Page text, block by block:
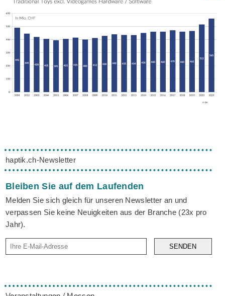
haptik.ch-Newsletter
Bleiben Sie auf dem Laufenden
Melden Sie sich gleich für unseren Newsletter an und
verpassen Sie keine Neuigkeiten aus der Branche (23x pro
Jahr).
SENDEN